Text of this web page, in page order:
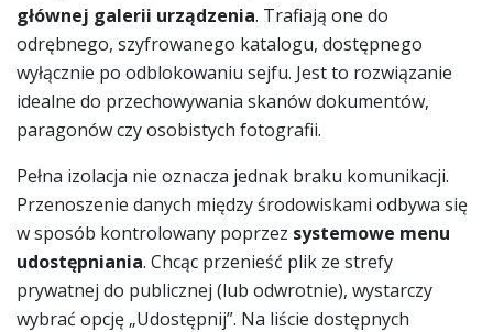
głównej galerii urządzenia. Trafiają one do
odrębnego, szyfrowanego katalogu, dostępnego
wyłącznie po odblokowaniu sejfu. Jest to rozwiązanie
idealne do przechowywania skanów dokumentów,
paragonów czy osobistych fotografii.
Pełna izolacja nie oznacza jednak braku komunikacji.
Przenoszenie danych między środowiskami odbywa się
w sposób kontrolowany poprzez systemowe menu
udostępniania. Chcąc przenieść plik ze strefy
prywatnej do publicznej (lub odwrotnie), wystarczy
wybrać opcję „Udostępnij”. Na liście dostępnych